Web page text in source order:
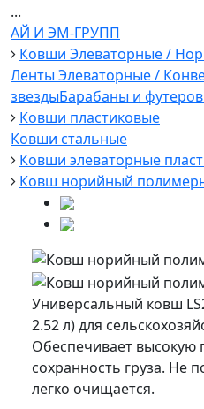
...
АЙ И ЭМ-ГРУПП
Ковши Элеваторные /
Ленты Элеваторные /
звездыБарабаны и
Ковши пластиковые
Ковши стальные
Ковши элеваторные
Ковш норийный
Универсальный ковш
2.52 л) для
Обеспечивает высокую
сохранность груза. Не
легко очищается.